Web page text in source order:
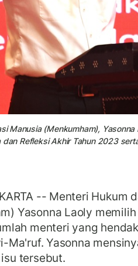
Manusia (Menkumham),
dan Refleksi Akhir Tahun 2023
-- Menteri Hukum
Yasonna Laoly
menteri yang
Ma'ruf. Yasonna
tersebut.